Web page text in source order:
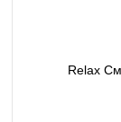
Relax